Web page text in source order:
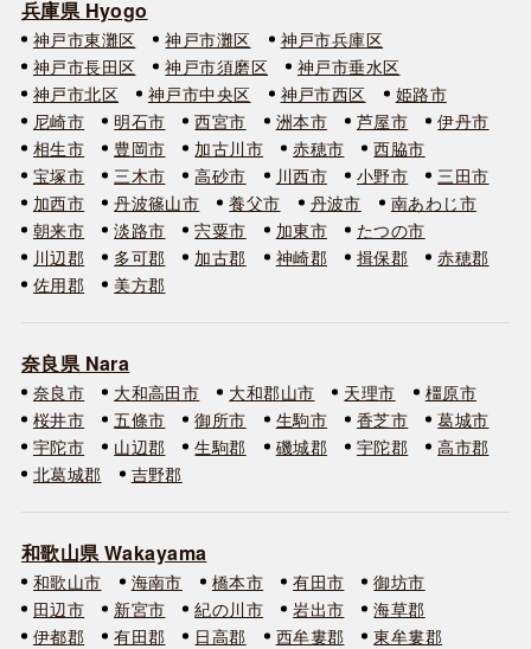
兵庫県 Hyogo
神戸市東灘区 神戸市灘区
神戸市兵庫区
神戸市長田区
神戸市須磨区
神戸市垂水区
神戸市北区
神戸市中央区 神戸市西区
姫路市
尼崎市
明石市 西宮市 洲本市 芦屋市
伊丹市
相生市
豊岡市 加古川市 赤穂市
西脇市
宝塚市
三木市 高砂市 川西市 小野市
三田市
加西市
丹波篠山市 養父市 丹波市
南あわじ市
朝来市
淡路市 宍粟市 加東市
たつの市
川辺郡
多可郡 加古郡 神崎郡 揖保郡
赤穂郡
佐用郡
美方郡
奈良県 Nara
奈良市 大和高田市 大和郡山市 天理市
橿原市
桜井市
五條市 御所市 生駒市 香芝市
葛城市
宇陀市
山辺郡 生駒郡 磯城郡 宇陀郡
高市郡
北葛城郡
吉野郡
和歌山県 Wakayama
和歌山市 海南市 橋本市 有田市
御坊市
田辺市
新宮市 紀の川市 岩出市
海草郡
伊都郡
有田郡 日高郡 西牟婁郡 東牟婁郡